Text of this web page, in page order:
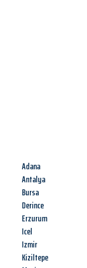
Adana
Antalya
Bursa
Derince
Erzurum
Icel
Izmir
Kiziltepe